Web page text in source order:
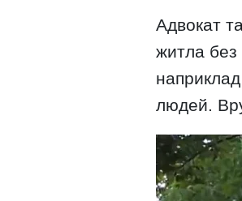
Адвокат
житла без
людей.